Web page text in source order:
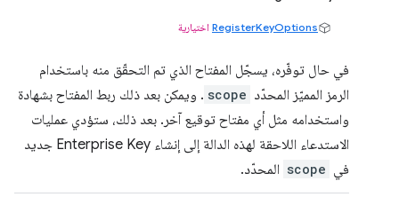
RegisterKeyOptions اختيارية
في حال توفّره، يسجّل المفتاح الذي تم التحقّق منه باستخدام
الرمز المميّز المحدّد scope . ويمكن بعد ذلك ربط المفتاح بشهادة
واستخدامه مثل أي مفتاح توقيع آخر. بعد ذلك، ستؤدي عمليات
الاستدعاء اللاحقة لهذه الدالة إلى إنشاء Enterprise Key جديد
في scope المحدّد.